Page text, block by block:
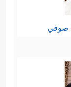
صوفي